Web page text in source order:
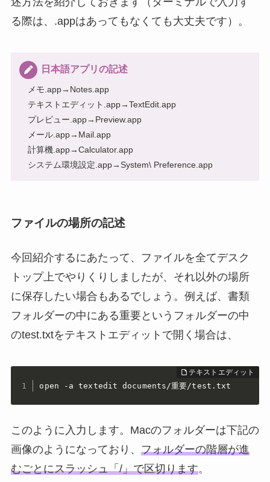
る際は、.appはあってもなくても大丈夫です）。
日本語アプリの記述
メモ.app→Notes.app
テキストエディット.app→TextEdit.app
プレビュー.app→Preview.app
メール.app→Mail.app
計算機.app→Calculator.app
システム環境設定.app→System\ Preference.app
ファイルの場所の記述
今回紹介するにあたって、ファイルを全てデスク
トップ上でやりくりしましたが、それ以外の場所
に保存したい場合もあるでしょう。例えば、書類
フォルダーの中にある重要というフォルダーの中
のtest.txtをテキストエディットで開く場合は、
open -a textedit documents/重要/test.txt
このように入力します。Macのフォルダーは下記の
画像のようになっており、 フォルダーの階層が進
むごとにスラッシュ「/」で区切ります。